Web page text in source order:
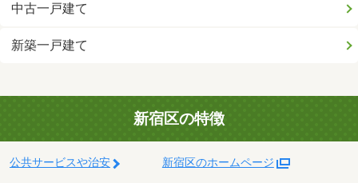
中古一戸建て
新築一戸建て
新宿区の特徴
公共サービスや治安 新宿区のホームページ